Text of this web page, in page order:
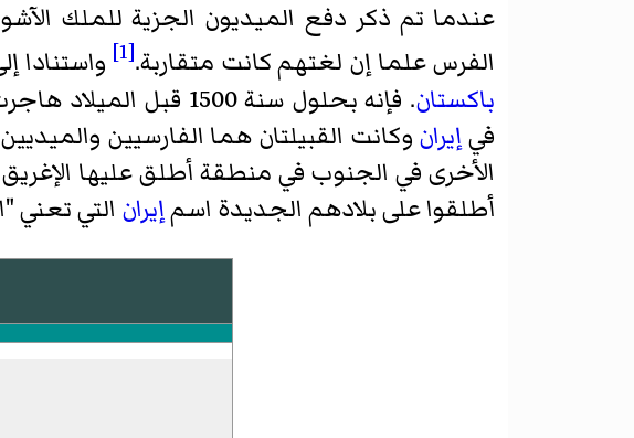
عندما تم ذكر دفع الميديون الجزية للملك
الفرس علما إن لغتهم كانت متقاربة.[1] واستنادا
باكستان. فإنه بحلول سنة 1500 قبل الميلاد هاجرت قبيلتان رئيسيتان من الآريين من
فيإيران وكانت القبيلتان هما الفارسيين
الأخرى في الجنوب في منطقة أطلق عليها
أطلقوا على بلادهم الجديدة اسمإيران التي تعني